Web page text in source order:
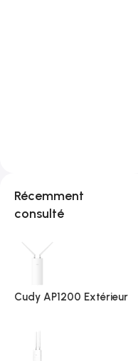
Récemment
consulté
Cudy AP1200 Extérieur